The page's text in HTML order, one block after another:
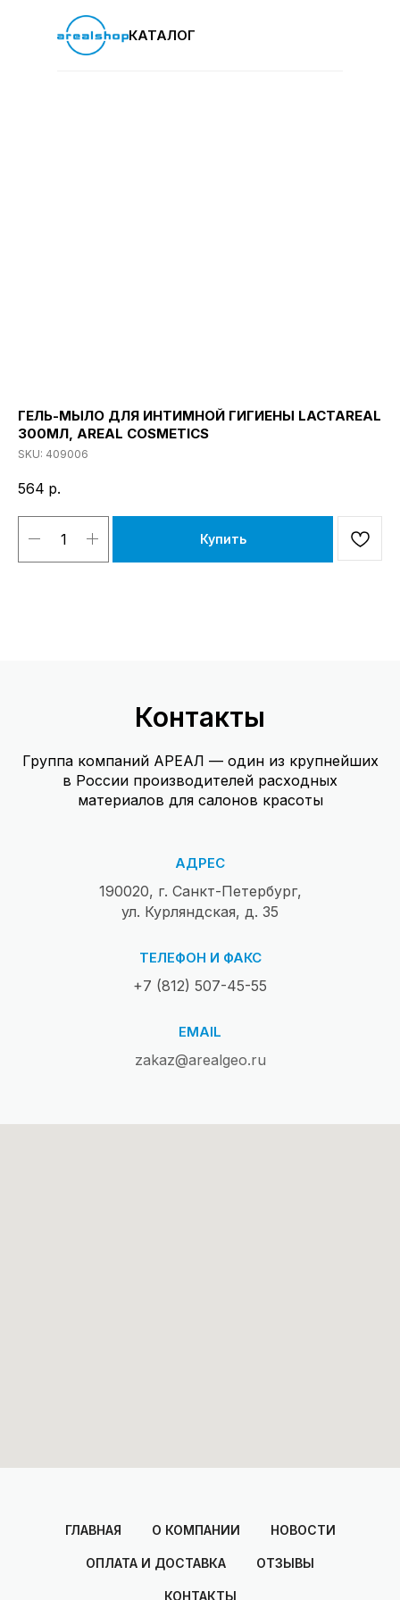
КАТАЛОГ
ГЕЛЬ-МЫЛО ДЛЯ ИНТИМНОЙ ГИГИЕНЫ LACTAREAL
300МЛ, AREAL COSMETICS
SKU: 409006
564 р.
Купить
Контакты
Группа компаний АРЕАЛ — один из крупнейших
в России производителей расходных
материалов для салонов красоты
АДРЕС
190020, г. Санкт-Петербург,
ул. Курляндская, д. 35
ТЕЛЕФОН И ФАКС
+7 (812) 507-45-55
EMAIL
zakaz@arealgeo.ru
ГЛАВНАЯ О КОМПАНИИ НОВОСТИ
ОПЛАТА И ДОСТАВКА ОТЗЫВЫ
КОНТАКТЫ